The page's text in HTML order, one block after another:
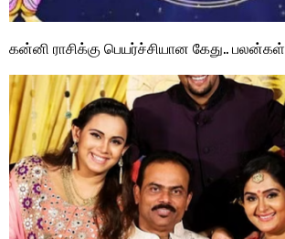
கன்னி ராசிக்கு பெயர்ச்சியான கேது.. பலன்கள்